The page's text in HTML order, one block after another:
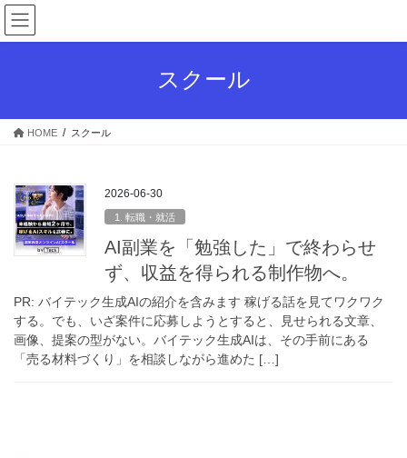
コ
ン
テ
ス
ナ
ビ
ゲ
ン
スクール
HOME スクール
2026-06-30
1. 転職・就活
AI副業を「勉強した」で終わらせ
ず、収益を得られる制作物へ。
PR: バイテック生成AIの紹介を含みます 稼げる話を見てワクワク
する。でも、いざ案件に応募しようとすると、見せられる文章、
画像、提案の型がない。バイテック生成AIは、その手前にある
「売る材料づくり」を相談しながら進めた […]